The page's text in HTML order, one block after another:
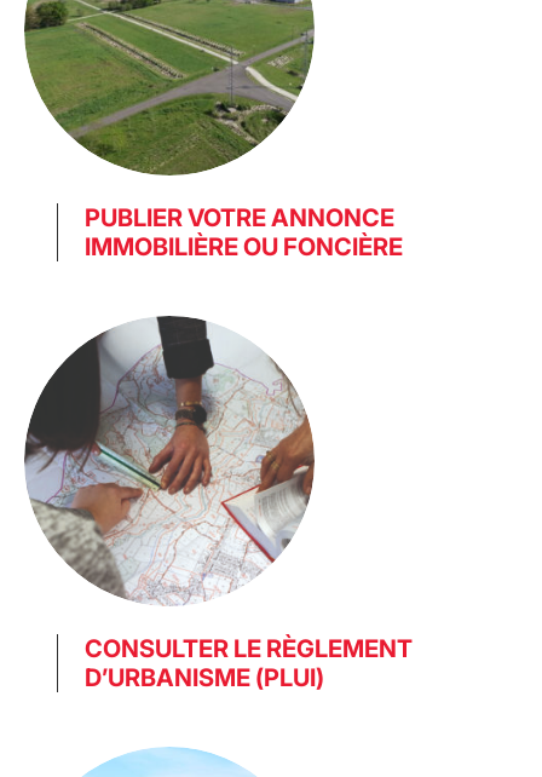
PUBLIER VOTRE ANNONCE
IMMOBILIÈRE OU FONCIÈRE
CONSULTER LE RÈGLEMENT
D’URBANISME (PLUI)